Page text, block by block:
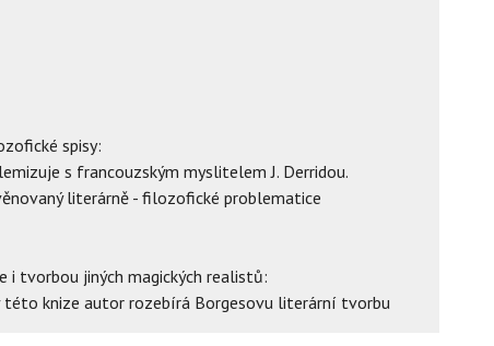
spisy:
s francouzským myslitelem J. Derridou.
literárně - filozofické problematice
i tvorbou jiných magických realistů:
této knize autor rozebírá Borgesovu literární tvorbu